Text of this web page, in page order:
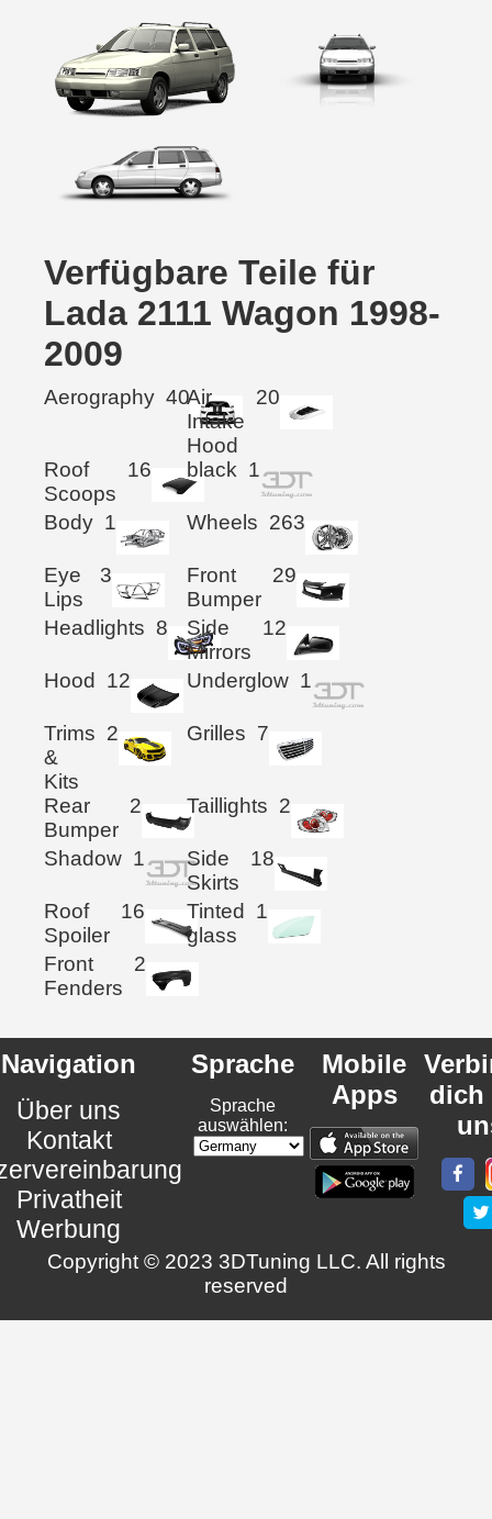
Verfügbare Teile für
Lada 2111 Wagon 1998-
2009
Aerography 40Air
Intake
Hood
20
Roof
Scoops
16 black 1
Body 1 Wheels 263
Eye
Lips
3
Front
Bumper
29
Headlights 8
Side
Mirrors
12
Hood 12 Underglow 1
Trims
&
Kits
2 Grilles 7
Rear
Bumper
2 Taillights 2
Shadow 1
Side
Skirts
18
Roof
Spoiler
16
Tinted
glass
1
Front
Fenders
2
Navigation
Über uns
Kontakt
Privatheit
Werbung
Sprache
Sprache
auswählen:
Mobile
Apps
dich
Copyright © 2023 3DTuning LLC. All rights
reserved